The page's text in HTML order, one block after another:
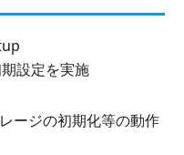
設定を実施
ージの初期化等の動作